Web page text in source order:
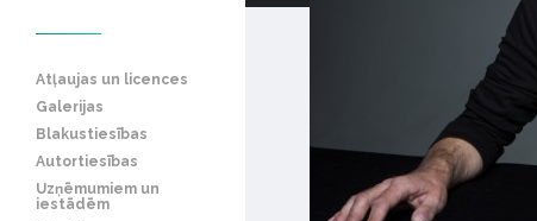
Atļaujas un licences
Galerijas
Blakustiesības
Autortiesības
Uzņēmumiem un
iestādēm